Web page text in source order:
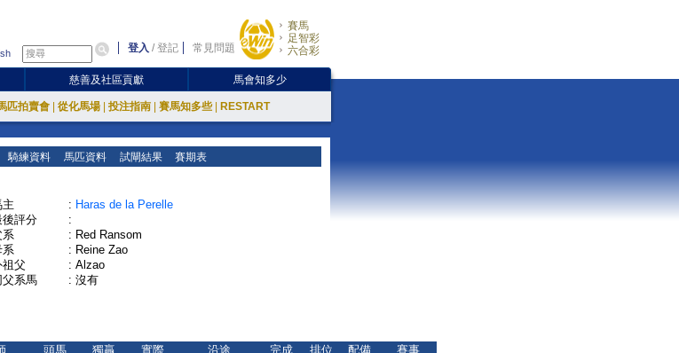
登入 /登記 常見問題
賽馬
足智彩
六合彩
慈善及社區貢獻 馬會知多少
匹拍賣會 從化馬場 投注指南 賽馬知多些 RESTART
騎練資料 馬匹資料 試閘結果 賽期表
主 : Haras de la Perelle
後評分
:
系
: Red Ransom
系
: Reine Zao
祖父
: Alzao
父系馬
: 沒有
頭馬
獨贏
實際
沿途
完成
排位
配備
賽事